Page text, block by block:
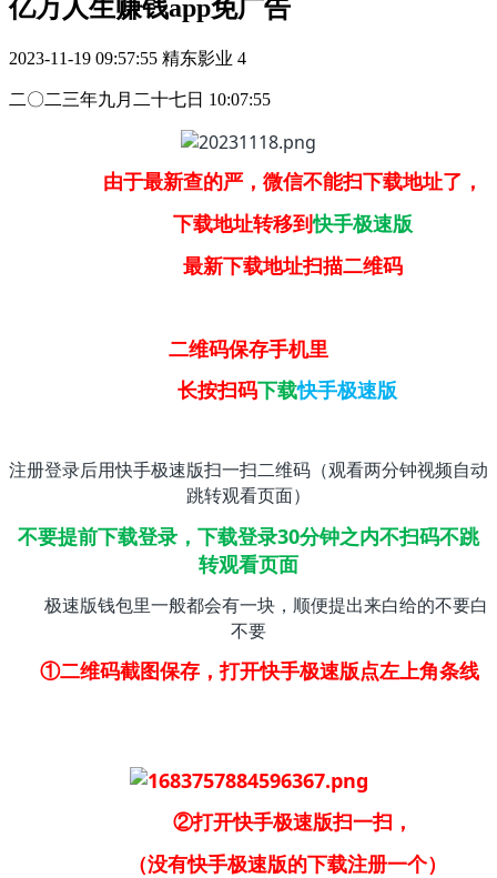
亿万人生赚钱app免广告
2023-11-19 09:57:55 精东影业 4
二〇二三年九月二十七日 10:07:55
由于最新查的严，微信不能扫下载地址了，
下载地址转移到快手极速版
最新下载地址扫描二维码
二维码保存手机里
长按扫码下载快手极速版
注册登录后用快手极速版扫一扫二维码（观看两分钟视频自动
跳转观看页面）
不要提前下载登录，下载登录30分钟之内不扫码不跳
转观看页面
极速版钱包里一般都会有一块，顺便提出来白给的不要白
不要
①二维码截图保存，打开快手极速版点左上角条线
②打开快手极速版扫一扫，
（没有快手极速版的下载注册一个）